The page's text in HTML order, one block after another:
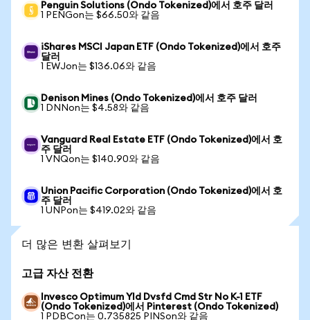
Penguin Solutions (Ondo Tokenized)에서 호주 달러
1 PENGon는 $66.50와 같음
iShares MSCI Japan ETF (Ondo Tokenized)에서 호주
달러
1 EWJon는 $136.06와 같음
Denison Mines (Ondo Tokenized)에서 호주 달러
1 DNNon는 $4.58와 같음
Vanguard Real Estate ETF (Ondo Tokenized)에서 호
주 달러
1 VNQon는 $140.90와 같음
Union Pacific Corporation (Ondo Tokenized)에서 호
주 달러
1 UNPon는 $419.02와 같음
더 많은 변환 살펴보기
고급 자산 전환
Invesco Optimum Yld Dvsfd Cmd Str No K-1 ETF
(Ondo Tokenized)에서 Pinterest (Ondo Tokenized)
1 PDBCon는 0.735825 PINSon와 같음